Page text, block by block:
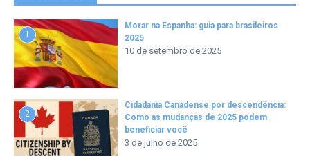
1
Morar na Espanha: guia para brasileiros
2025
10 de setembro de 2025
2
Cidadania Canadense por descendência:
Como as mudanças de 2025 podem
beneficiar você
3 de julho de 2025